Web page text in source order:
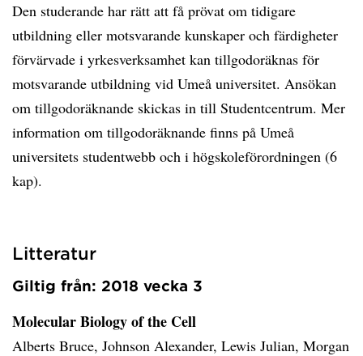
Den studerande har rätt att få prövat om tidigare
utbildning eller motsvarande kunskaper och färdigheter
förvärvade i yrkesverksamhet kan tillgodoräknas för
motsvarande utbildning vid Umeå universitet. Ansökan
om tillgodoräknande skickas in till Studentcentrum. Mer
information om tillgodoräknande finns på Umeå
universitets studentwebb och i högskoleförordningen (6
kap).
Litteratur
Giltig från: 2018 vecka 3
Molecular Biology of the Cell
Alberts Bruce, Johnson Alexander, Lewis Julian, Morgan